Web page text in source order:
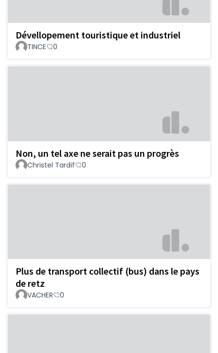
Dévellopement touristique et industriel
TINCE 0
Non, un tel axe ne serait pas un progrès
Christel Tardif 0
Plus de transport collectif (bus) dans le pays
de retz
VACHER 0